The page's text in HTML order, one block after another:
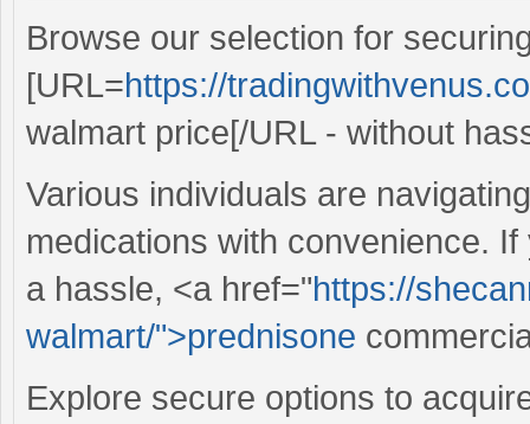
Browse our selection for
[URL=https://
walmart price[/URL - without
Various individuals are
medications with convenience.
a hassle, <a href="https://
walmart/">prednisone
Explore secure options to